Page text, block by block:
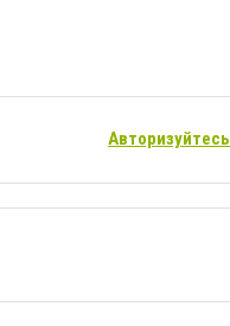
Авторизуйтесь